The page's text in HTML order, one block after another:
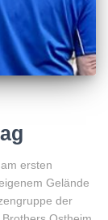
ersten
Gelände
der